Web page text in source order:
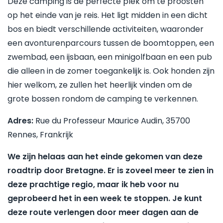
op het einde van je reis. Het ligt midden in een dicht
bos en biedt verschillende activiteiten, waaronder
een avonturenparcours tussen de boomtoppen, een
zwembad, een ijsbaan, een minigolfbaan en een pub
die alleen in de zomer toegankelijk is. Ook honden zijn
hier welkom, ze zullen het heerlijk vinden om de
grote bossen rondom de camping te verkennen.
Adres: Rue du Professeur Maurice Audin, 35700
Rennes, Frankrijk
We zijn helaas aan het einde gekomen van deze
roadtrip door Bretagne. Er is zoveel meer te zien in
deze prachtige regio, maar ik heb voor nu
geprobeerd het in een week te stoppen. Je kunt
deze route verlengen door meer dagen aan de